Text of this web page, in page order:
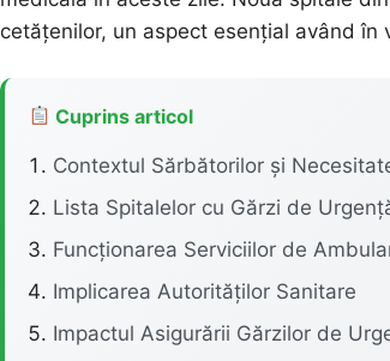
cetățenilor, un aspect esențial având
Cuprins articol
Contextul Sărbătorilor și
Lista Spitalelor cu Gărzi de
Funcționarea Serviciilor de
Implicarea Autorităților Sanitare
Impactul Asigurării Gărzilor de